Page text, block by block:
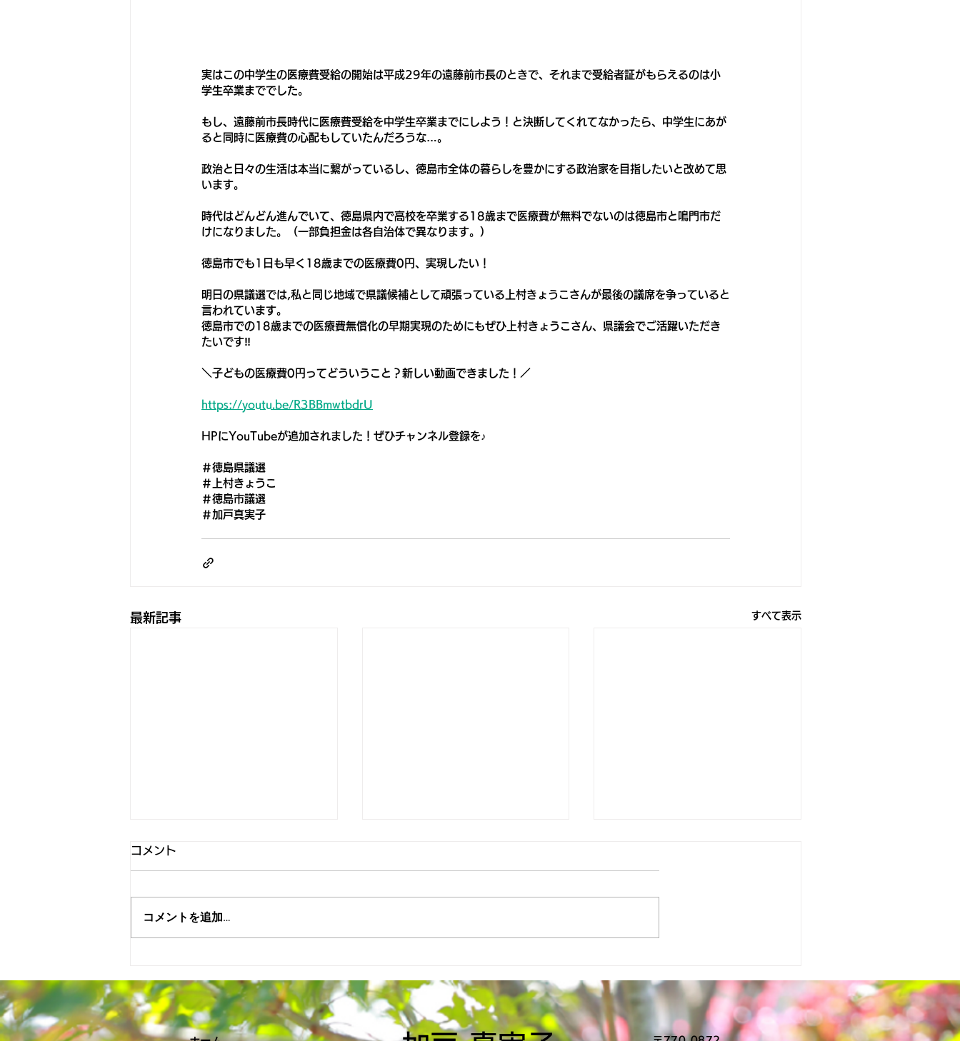
実はこの中学生の医療費受給の開始は平成29年の遠藤前市長のときで、それまで受給者証がもらえるのは小
学生卒業まででした。
もし、遠藤前市長時代に医療費受給を中学生卒業までにしよう！と決断してくれてなかったら、中学生にあが
ると同時に医療費の心配もしていたんだろうな…。
政治と日々の生活は本当に繋がっているし、徳島市全体の暮らしを豊かにする政治家を目指したいと改めて思
います。
時代はどんどん進んでいて、徳島県内で高校を卒業する18歳まで医療費が無料でないのは徳島市と鳴門市だ
けになりました。（一部負担金は各自治体で異なります。）
徳島市でも1日も早く18歳までの医療費0円、実現したい！
明日の県議選では,私と同じ地域で県議候補として頑張っている上村きょうこさんが最後の議席を争っていると
言われています。
徳島市での18歳までの医療費無償化の早期実現のためにもぜひ上村きょうこさん、県議会でご活躍いただき
たいです‼
＼子どもの医療費0円ってどういうこと？新しい動画できました！／
https://youtu.be/R3BBmwtbdrU
HPにYouTubeが追加されました！ぜひチャンネル登録を♪
＃徳島県議選
＃上村きょうこ
＃徳島市議選
＃加戸真実子
最新記事 すべて表示
催されました！
した！
した！
コメント
コメントを追加…